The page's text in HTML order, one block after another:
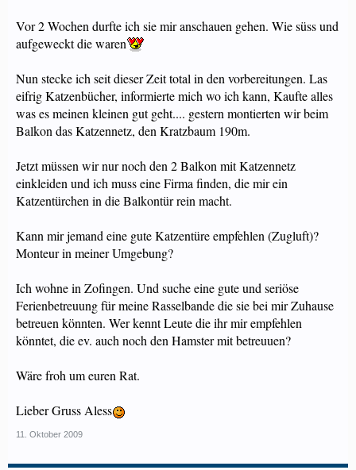
Vor 2 Wochen durfte ich sie mir anschauen gehen. Wie süss und
aufgeweckt die waren
Nun stecke ich seit dieser Zeit total in den vorbereitungen. Las
eifrig Katzenbücher, informierte mich wo ich kann, Kaufte alles
was es meinen kleinen gut geht.... gestern montierten wir beim
Balkon das Katzennetz, den Kratzbaum 190m.
Jetzt müssen wir nur noch den 2 Balkon mit Katzennetz
einkleiden und ich muss eine Firma finden, die mir ein
Katzentürchen in die Balkontür rein macht.
Kann mir jemand eine gute Katzentüre empfehlen (Zugluft)?
Monteur in meiner Umgebung?
Ich wohne in Zofingen. Und suche eine gute und seriöse
Ferienbetreuung für meine Rasselbande die sie bei mir Zuhause
betreuen könnten. Wer kennt Leute die ihr mir empfehlen
könntet, die ev. auch noch den Hamster mit betreuuen?
Wäre froh um euren Rat.
Lieber Gruss Aless
11. Oktober 2009